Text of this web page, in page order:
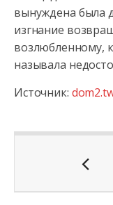
вынуждена была
изгнание
возлюбленному,
называла
Источник: